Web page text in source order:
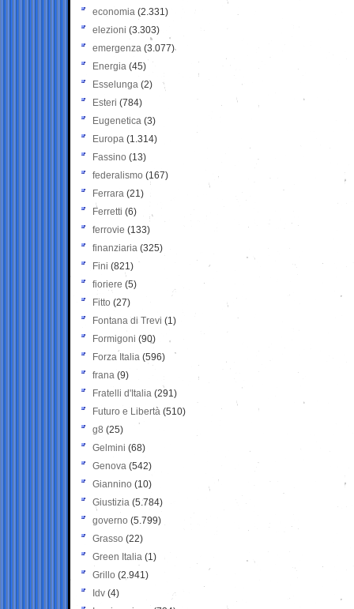
economia (2.331)
elezioni (3.303)
emergenza (3.077)
Energia (45)
Esselunga (2)
Esteri (784)
Eugenetica (3)
Europa (1.314)
Fassino (13)
federalismo (167)
Ferrara (21)
Ferretti (6)
ferrovie (133)
finanziaria (325)
Fini (821)
fioriere (5)
Fitto (27)
Fontana di Trevi (1)
Formigoni (90)
Forza Italia (596)
frana (9)
Fratelli d'Italia (291)
Futuro e Libertà (510)
g8 (25)
Gelmini (68)
Genova (542)
Giannino (10)
Giustizia (5.784)
governo (5.799)
Grasso (22)
Green Italia (1)
Grillo (2.941)
Idv (4)